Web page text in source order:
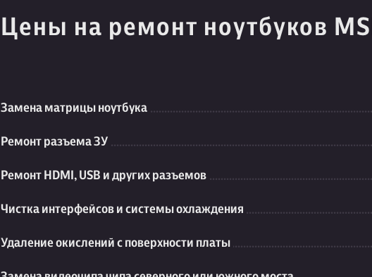
Цены на ремонт ноутбуков MSI
Замена матрицы ноутбука
Ремонт разъема ЗУ
Ремонт HDMI, USB и других разъемов
Чистка интерфейсов и системы охлаждения
Удаление окислений с поверхности платы